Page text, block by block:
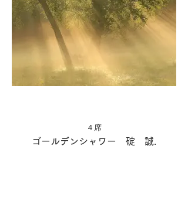
４席
ゴールデンシャワー 碇 誠.